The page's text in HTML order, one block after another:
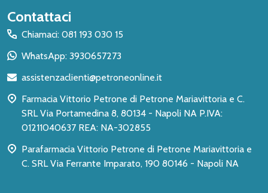
Inizio
del
piè
pagina
Contattaci
Chiamaci: 081 193 030 15
WhatsApp: 3930657273
assistenzaclienti@petroneonline.it
Farmacia Vittorio Petrone di Petrone Mariavittoria e C.
SRL Via Portamedina 8, 80134 - Napoli NA P.IVA:
01211040637 REA: NA-302855
Parafarmacia Vittorio Petrone di Petrone Mariavittoria e
C. SRL Via Ferrante Imparato, 190 80146 - Napoli NA